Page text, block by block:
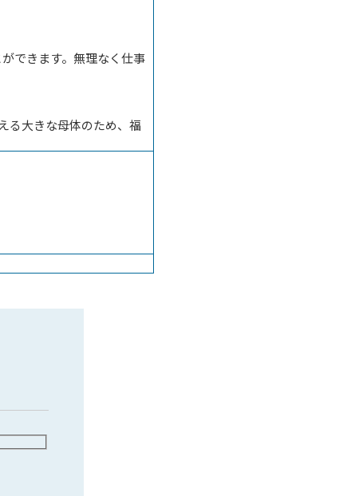
できます。無理なく仕事
る大きな母体のため、福